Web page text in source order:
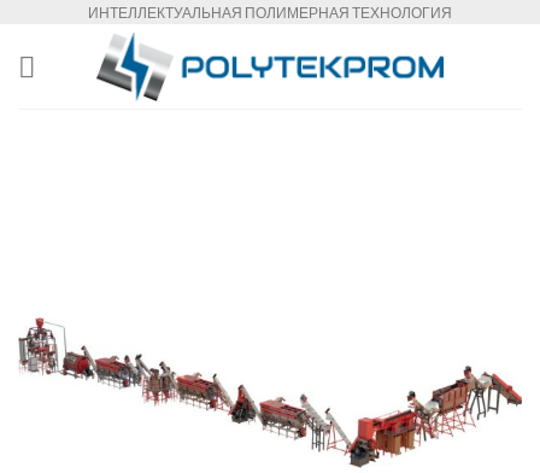
content
ИНТЕЛЛЕКТУАЛЬНАЯ ПОЛИМЕРНАЯ ТЕХНОЛОГИЯ